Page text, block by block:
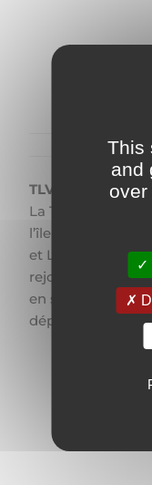
TLV – TVM
La TLV-TVM
l’île de
et La Londe.
rejoindre les îles
en saison et une
dépaysement.
This
and